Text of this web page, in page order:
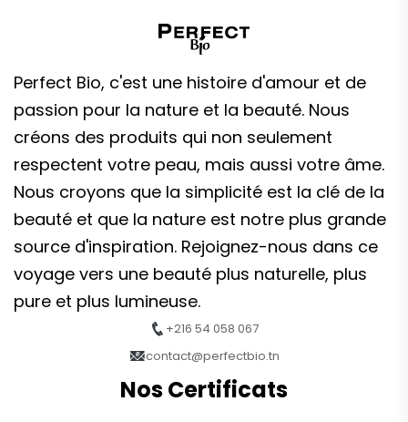
Perfect Bio, c'est une histoire d'amour et de
passion pour la nature et la beauté. Nous
créons des produits qui non seulement
respectent votre peau, mais aussi votre âme.
Nous croyons que la simplicité est la clé de la
beauté et que la nature est notre plus grande
source d'inspiration. Rejoignez-nous dans ce
voyage vers une beauté plus naturelle, plus
pure et plus lumineuse.
+216 54 058 067
contact@perfectbio.tn
Nos Certificats